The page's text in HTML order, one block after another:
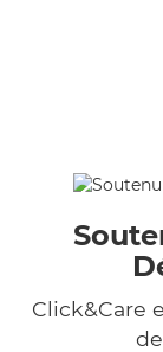
Click&Care